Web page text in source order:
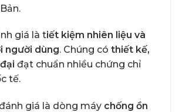
giá là tiết kiệm nhiên liệu và
người dùng. Chúng có thiết kế,
đạt chuẩn nhiều chứng chỉ
tế.
giá là dòng máy chống ồn